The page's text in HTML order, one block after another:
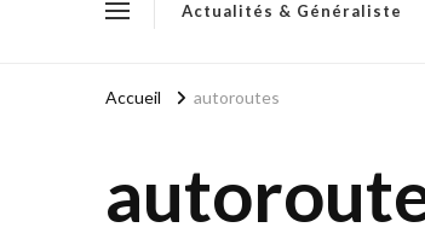
Actualités & Généraliste
Accueil autoroutes